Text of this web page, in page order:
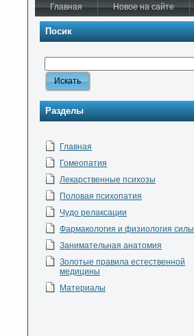
Главная Новое на сайте
Посик
Разделы
Главная
Гомеопатия
Лекарственные психозы
Половая психопатия
Чудо релаксации
Фармакология и физиология силы
Занимательная анатомия
Золотые правила естественной
медицины
Материалы